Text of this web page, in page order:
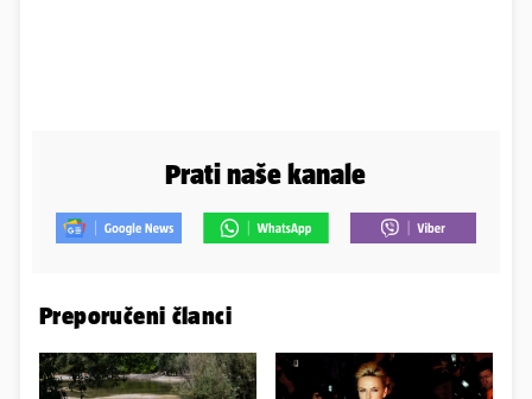
Prati naše kanale
Preporučeni članci